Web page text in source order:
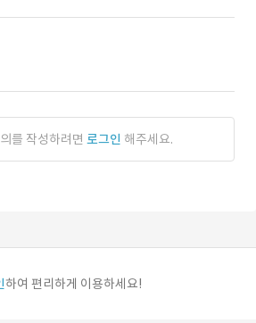
를 작성하려면 로그인 해주세요.
하여 편리하게 이용하세요!